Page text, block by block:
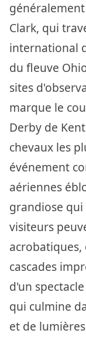
Clark, qui
international
du fleuve
sites
marque le
Derby de
chevaux les
événement
aériennes
grandiose
visiteurs
acrobatiques,
cascades
d'un
qui culmine
et de